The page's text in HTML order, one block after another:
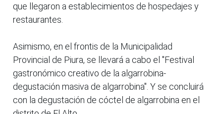
que llegaron a establecimientos de hospedajes y
restaurantes.
Asimismo, en el frontis de la Municipalidad
Provincial de Piura, se llevará a cabo el "Festival
gastronómico creativo de la algarrobina-
degustación masiva de algarrobina". Y se concluirá
con la degustación de cóctel de algarrobina en el